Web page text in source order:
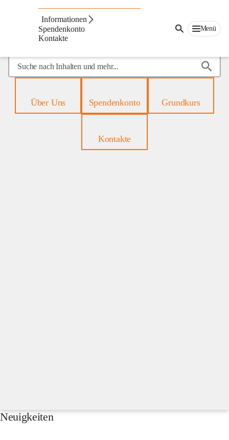
Informationen
Spendenkonto
Kontakte
Menü
Suche
nach
mehr...Über Uns Spendenkonto Grundkurs
Kontakte
Neuigkeiten